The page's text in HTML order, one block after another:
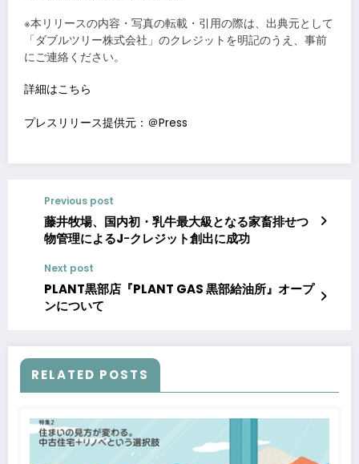
※本リリースの内容・写真の転載・引用の際は、出典元として
「ダブルツリー株式会社」のクレジットを明記のうえ、事前
にご連絡ください。
詳細はこちら
プレスリリース提供元：＠Press
Previous post
藤井牧場、国内初・乳牛最大級となる家畜排せつ
物管理によるJｰクレジット創出に成功
Next post
PLANT黒部店『PLANT GAS 黒部給油所』オープ
ンについて
RELATED POSTS